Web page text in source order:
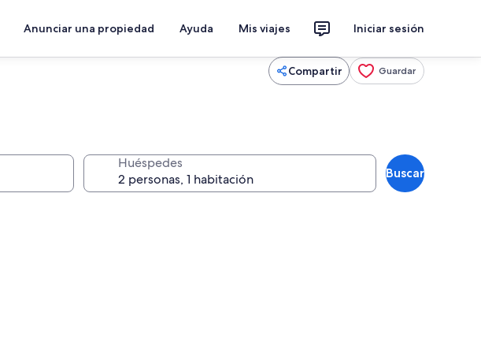
Anunciar una propiedad Ayuda Mis viajes Iniciar sesión
Compartir Guardar
Huéspedes
Buscar